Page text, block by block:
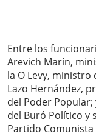
Entre los
Arevich Marín,
la O Levy, ministro
Lazo Hernández,
del Poder
del Buró Político y
Partido Comunista